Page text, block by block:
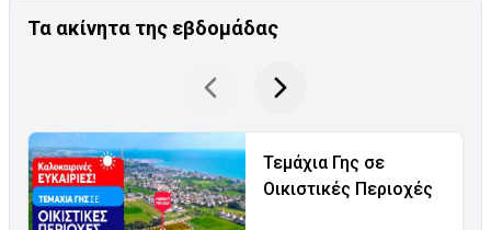
Τα ακίνητα της εβδομάδας
Τεμάχια Γης σε
Οικιστικές Περιοχές